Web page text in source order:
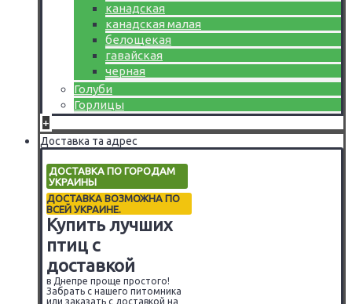
канадская
канадская малая
белощекая
гавайская
черная
Голуби
Горлицы
+
Доставка та адрес
ДОСТАВКА ПО ГОРОДАМ
УКРАИНЫ
ДОСТАВКА ВОЗМОЖНА ПО
ВСЕЙ УКРАИНЕ.
Купить лучших
птиц с
доставкой
в Днепре проще простого!
Забрать с нашего питомника
или заказать с доставкой на